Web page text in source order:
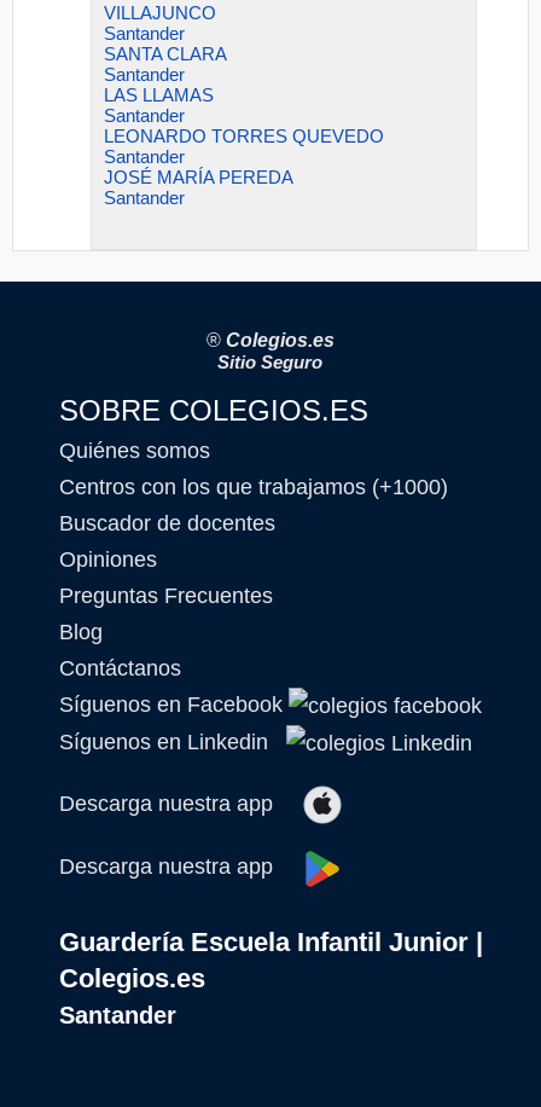
VILLAJUNCO
Santander
SANTA CLARA
Santander
LAS LLAMAS
Santander
LEONARDO TORRES QUEVEDO
Santander
JOSÉ MARÍA PEREDA
Santander
® Colegios.es
Sitio Seguro
SOBRE COLEGIOS.ES
Quiénes somos
Centros con los que trabajamos (+1000)
Buscador de docentes
Opiniones
Preguntas Frecuentes
Blog
Contáctanos
Síguenos en Facebook
Síguenos en Linkedin
Descarga nuestra app
Descarga nuestra app
Guardería Escuela Infantil Junior |
Colegios.es
Santander